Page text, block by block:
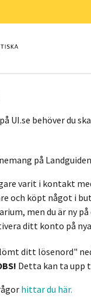
UI.se behöver du
på Landguiden
varit i kontakt
och köpt något i
men du är ny på
ditt konto på nya
ditt lösenord"
Detta kan ta upp
hittar du här.